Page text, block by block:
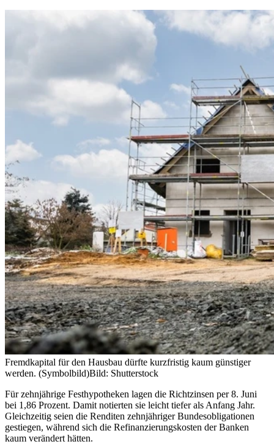
Fremdkapital für den Hausbau dürfte kurzfristig kaum günstiger
werden. (Symbolbild)Bild: Shutterstock
Für zehnjährige Festhypotheken lagen die Richtzinsen per 8. Juni
bei 1,86 Prozent. Damit notierten sie leicht tiefer als Anfang Jahr.
Gleichzeitig seien die Renditen zehnjähriger Bundesobligationen
gestiegen, während sich die Refinanzierungskosten der Banken
kaum verändert hätten.